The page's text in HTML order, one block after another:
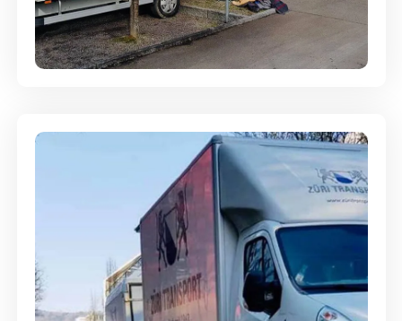
Entsorgung & Räumung